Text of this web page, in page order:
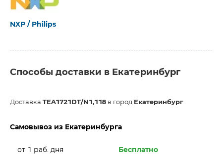
NXP / Philips
Способы доставки в Екатеринбург
Доставка TEA1721DT/N1,118 в город Екатеринбург
Самовывоз из Екатеринбурга
от 1 раб. дня Бесплатно